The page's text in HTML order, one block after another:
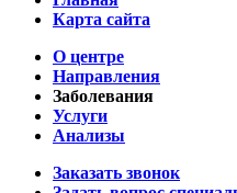
Карта сайта
О центре
Направления
Заболевания
Услуги
Анализы
Заказать звонок